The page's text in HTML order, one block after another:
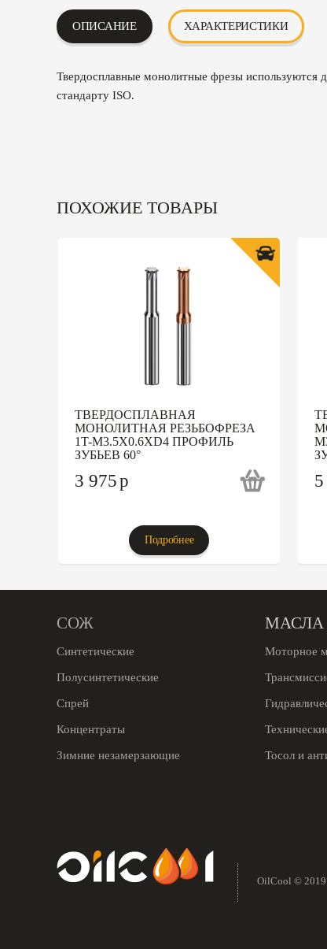
ОПИСАНИЕ ХАРАКТЕРИСТИКИ
Твердосплавные монолитные фрезы используются
стандарту ISO.
ПОХОЖИЕ ТОВАРЫ
ТВЕРДОСПЛАВНАЯ
МОНОЛИТНАЯ РЕЗЬБОФРЕЗА
1T-M3.5X0.6XD4 ПРОФИЛЬ
ЗУБЬЕВ 60°
3 975p
Подробнее
СОЖ
Синтетические
Полусинтетические
Спрей
Концентраты
Зимние незамерзающие
МАСЛА
Моторное
Тосол и
OilCool © 2019